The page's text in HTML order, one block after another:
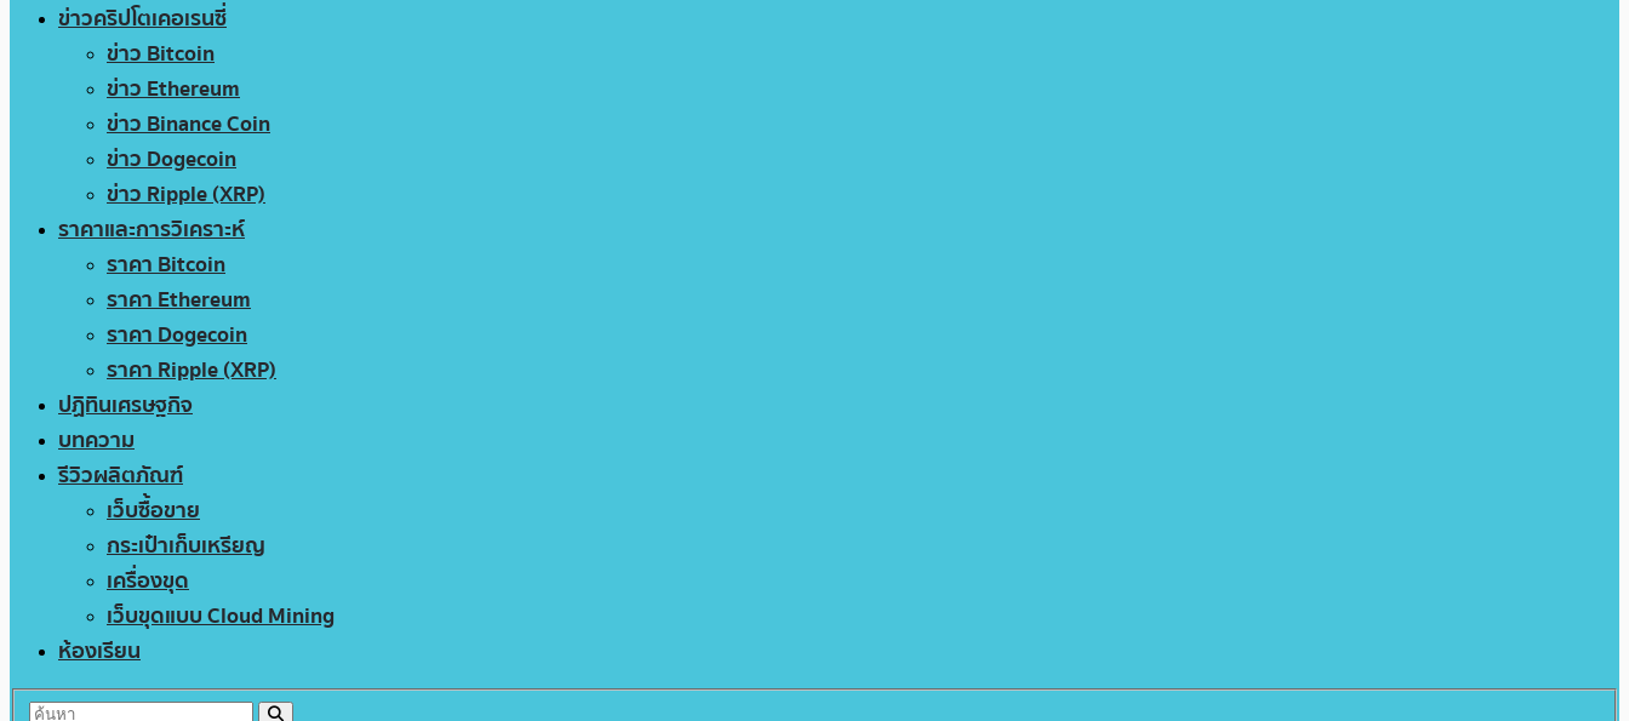
ข่าวคริปโตเคอเรนซี่
ข่าว Bitcoin
ข่าว Ethereum
ข่าว Binance Coin
ข่าว Dogecoin
ข่าว Ripple (XRP)
ราคาและการวิเคราะห์
ราคา Bitcoin
ราคา Ethereum
ราคา Dogecoin
ราคา Ripple (XRP)
ปฏิทินเศรษฐกิจ
บทความ
รีวิวผลิตภัณฑ์
เว็บซื้อขาย
กระเป๋าเก็บเหรียญ
เครื่องขุด
เว็บขุดแบบ Cloud Mining
ห้องเรียน